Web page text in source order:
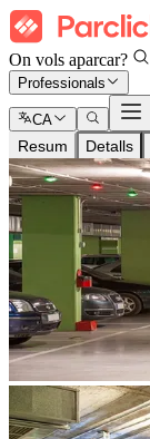
On vols aparcar?
Professionals
CA
Resum Detalls